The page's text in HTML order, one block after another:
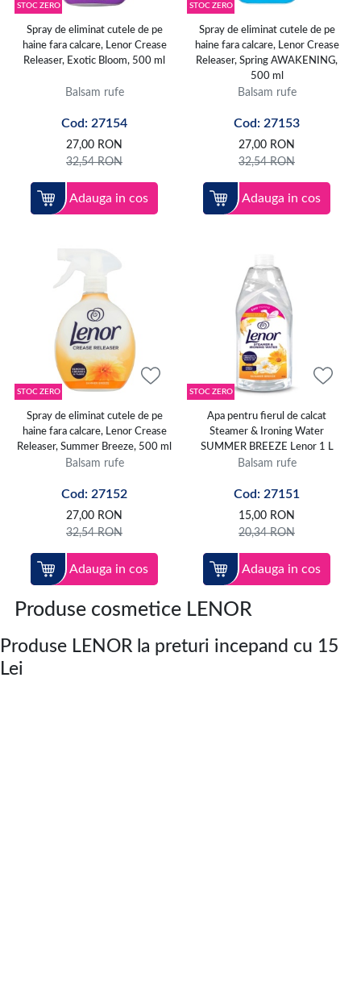
STOC ZERO
Spray de eliminat cutele de pe
haine fara calcare, Lenor Crease
Releaser, Exotic Bloom, 500 ml
Balsam rufe
Cod: 27154
27,00 RON
32,54RON
Adauga in cos
STOC ZERO
Spray de eliminat cutele de pe
haine fara calcare, Lenor Crease
Releaser, Spring AWAKENING,
500 ml
Balsam rufe
Cod: 27153
27,00 RON
32,54RON
Adauga in cos
STOC ZERO
Spray de eliminat cutele de pe
haine fara calcare, Lenor Crease
Releaser, Summer Breeze, 500 ml
Balsam rufe
Cod: 27152
27,00 RON
32,54RON
Adauga in cos
STOC ZERO
Apa pentru fierul de calcat
Steamer & Ironing Water
SUMMER BREEZE Lenor 1 L
Balsam rufe
Cod: 27151
15,00 RON
20,34RON
Adauga in cos
Produse cosmetice LENOR
Produse LENOR la preturi incepand cu 15
Lei